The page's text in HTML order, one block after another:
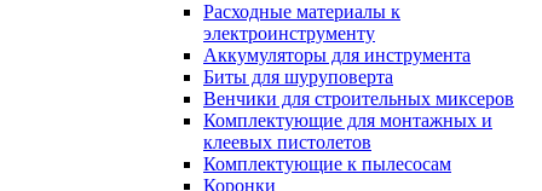
Расходные материалы к
электроинструменту
Аккумуляторы для инструмента
Биты для шуруповерта
Венчики для строительных миксеров
Комплектующие для монтажных и
клеевых пистолетов
Комплектующие к пылесосам
Коронки